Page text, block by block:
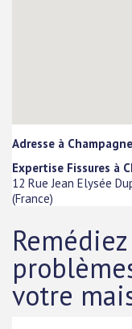
Adresse à
Expertise Fissures à
12 Rue Jean Elysée
(France)
votre